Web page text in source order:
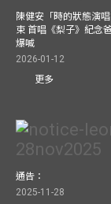
陳健安「時的狀態演
束 首唱《梨子》紀念
爆喊
2026-01-12
更多
通告：
2025-11-28